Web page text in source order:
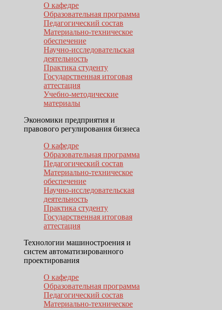
О кафедре
Образовательная программа
Педагогический состав
Материально-техническое
обеспечение
Научно-исследовательская
деятельность
Практика студенту
Государственная итоговая
аттестация
Учебно-методические
материалы
Экономики предприятия и
правового регулирования бизнеса
О кафедре
Образовательная программа
Педагогический состав
Материально-техническое
обеспечение
Научно-исследовательская
деятельность
Практика студенту
Государственная итоговая
аттестация
Технологии машиностроения и
систем автоматизированного
проектирования
О кафедре
Образовательная программа
Педагогический состав
Материально-техническое